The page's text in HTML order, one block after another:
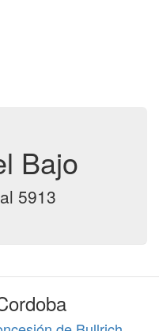
Bajo
5913